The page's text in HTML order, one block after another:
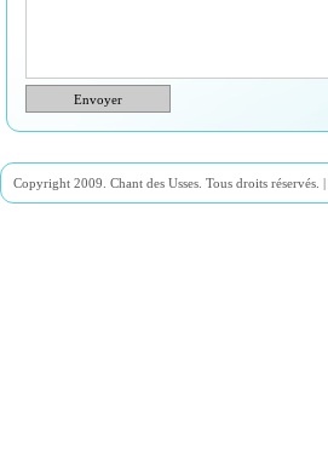
Envoyer
Copyright 2009. Chant des Usses. Tous droits réservés. |